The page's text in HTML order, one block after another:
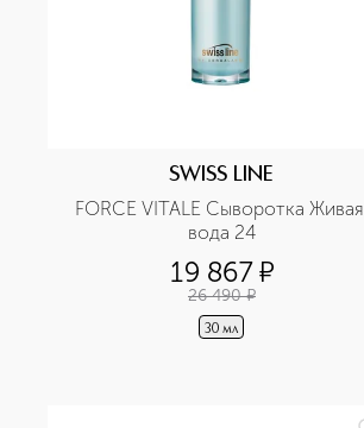
SWISS LINE
FORCE VITALE Сыворотка Живая
вода 24
19 867¤
26 490 ¤
30 мл